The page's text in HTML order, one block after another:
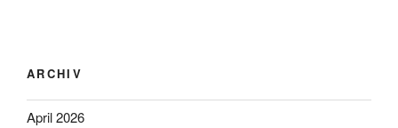
ARCHIV
April 2026